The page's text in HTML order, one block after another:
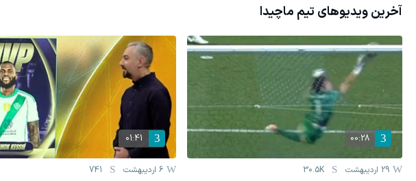
آخرین ویدیوهای تیم ماچیدا
00:28
29 اردیبهشت 30.5K
01:41
6 اردیبهشت 741